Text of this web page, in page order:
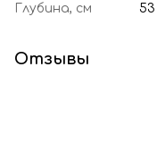
Глубина, см
53
Отзывы